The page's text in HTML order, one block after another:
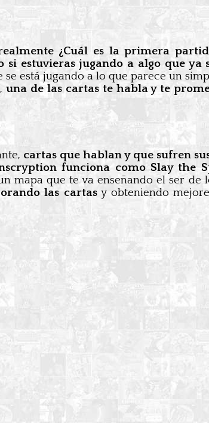
¿Cuál es la primera
si estuvieras jugando a algo que ya
está jugando a lo que parece un
una de las cartas te habla y te
cartas que hablan y que sufren
funciona como Slay the
mapa que te va enseñando el ser
las cartasy obteniendo